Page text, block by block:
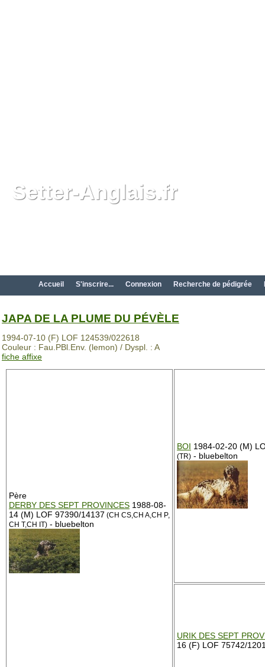
Setter-Anglais.fr
Accueil S'inscrire... Connexion Recherche de pédigrée
JAPA DE LA PLUME DU PÉVÈLE
1994-07-10 (F) LOF 124539/022618
Couleur : Fau.PBl.Env. (lemon) / Dyspl. : A
fiche affixe
Père
DERBY DES SEPT PROVINCES 1988-08-
14 (M) LOF 97390/14137 (CH CS,CH A,CH P,
CH T,CH IT) - bluebelton
BOI 1984-02-20 (M)
(TR) - bluebelton
URIK DES SEPT
16 (F) LOF 75742/